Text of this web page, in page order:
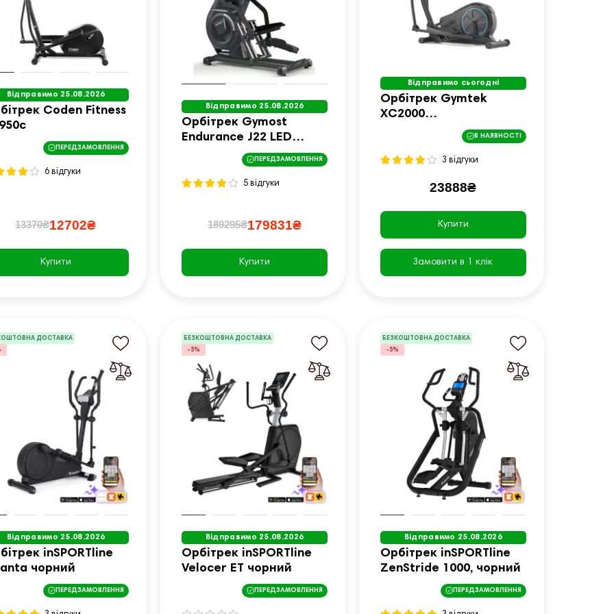
Відправимо 25.08.2026
Coden Fitness
ПЕРЕДЗАМОВЛЕННЯ
6 відгуки
13370₴12702₴
Купити
Відправимо 25.08.2026
Орбітрек Gymost
Endurance J22 LED
ПЕРЕДЗАМОВЛЕННЯ
5 відгуки
189295₴179831₴
Купити
Відправимо сьогодні
Орбітрек Gymtek
XC2000
електромагнітний
В НАЯВНОСТІ
3 відгуки
23888₴
Купити
Замовити в 1 клік
ДОСТАВКА
Відправимо 25.08.2026
inSPORTline
чорний
ПЕРЕДЗАМОВЛЕННЯ
БЕЗКОШТОВНА ДОСТАВКА
-5%
Відправимо 25.08.2026
Орбітрек inSPORTline
Velocer ET чорний
ПЕРЕДЗАМОВЛЕННЯ
БЕЗКОШТОВНА ДОСТАВКА
-5%
Відправимо 25.08.2026
Орбітрек inSPORTline
ZenStride 1000, чорний
ПЕРЕДЗАМОВЛЕННЯ